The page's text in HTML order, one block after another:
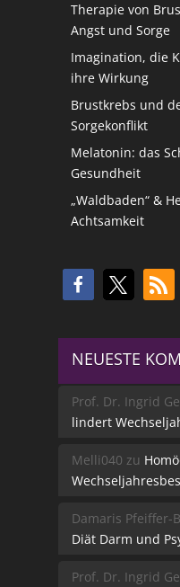
Therapie von
Angst und Sorge
Imagination, die
ihre Wirkung
Brustkrebs und
Sorgekonflikt
Melatonin: das
Gesundheit
„Waldbaden“ &
Achtsamkeit
NEUESTE
Prof. Dr. Ingrid
lindert
Melli040 zu
Damaris Pfeiffer-
Diät Darm und
Prof. Dr. Ingrid